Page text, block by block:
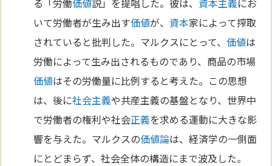
る「労働価値説」を提唱した。彼は、 資本主義にお
いて労働者が生み出す価値が、 資本家によって搾取
されていると批判した。マルクスにとって、 価値は
労働によって生み出されるものであり、商品の市場
価値はその労働量に比例すると考えた。この思想
は、後に社会主義や共産主義の基盤となり、世界中
で労働者の権利や社会正義を求める運動に大きな影
響を与えた。マルクスの価値論は、経済学の一側面
にとどまらず、社会全体の構造にまで波及した。